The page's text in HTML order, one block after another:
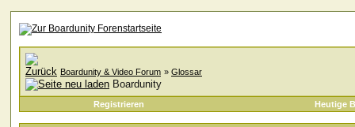
Boardunity & Video Forum » Glossar
Boardunity
Registrieren Heutige